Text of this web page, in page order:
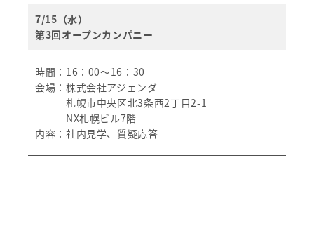
7/15（水）
第3回オープンカンパニー
時間：16：00～16：30
会場：株式会社アジェンダ
札幌市中央区北3条西2丁目2-1
NX札幌ビル7階
内容：社内見学、質疑応答